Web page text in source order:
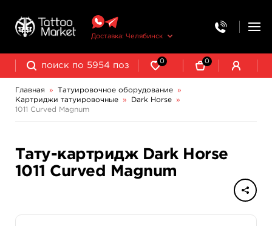
Доставка: Челябинск
0 0
Главная » Татуировочное оборудование
»
Картриджи татуировочные
» Dark Horse
»
1011 Curved Magnum
Тату-картридж Dark Horse
1011 Curved Magnum